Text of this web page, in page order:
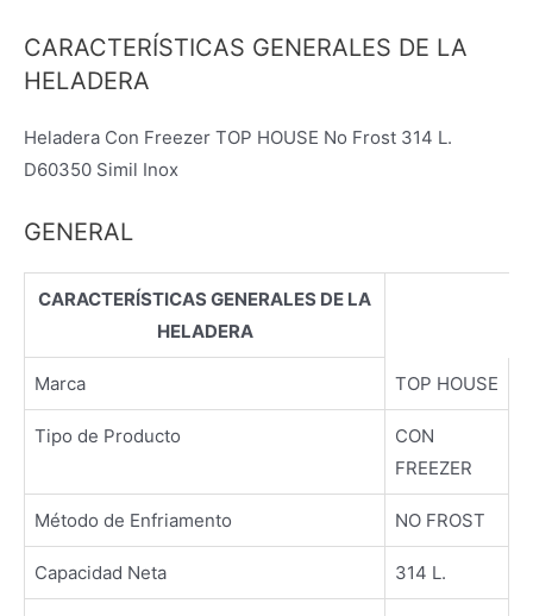
CARACTERÍSTICAS GENERALES DE LA
HELADERA
Heladera Con Freezer TOP HOUSE No Frost 314 L.
D60350 Simil Inox
GENERAL
CARACTERÍSTICAS GENERALES DE LA
HELADERA
Marca TOP HOUSE
Tipo de Producto
CON
FREEZER
Método de Enfriamento NO FROST
Capacidad Neta 314 L.